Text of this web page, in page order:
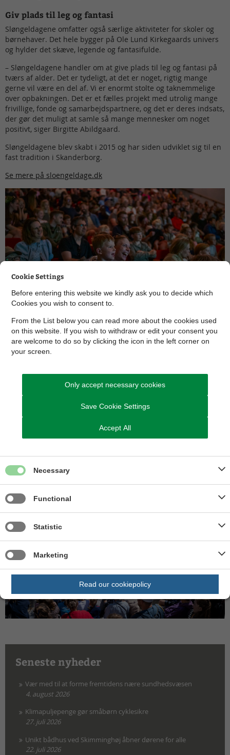
Giv plads til leg og fantasi
Sløngeldagene omfatter også særlige aktiviteter for skoler og
børnehaver. Det hele bygger på Ole Lund Kirkegaards univers
og hylder det skæve, legende og fantasifulde.
– Sløngeldagene handler om at give plads til leg og fantasi på
tværs af alder. Det er tydeligt, at det er noget, rigtig mange
gerne vil være en del af. Vi er enormt stolte og taknemmelige
over opbakningen. Det er et fælles projekt med utrolig mange
frivillige, fonde og samarbejdspartnere, og det er deres indsats,
der gør det muligt at samle så mange mennesker om noget
positivt, siger Birgitte Abildgaard.
Sløngeldagene blev skabt i 2015 og har siden udviklet sig til en
fast tradition i Skanderborg.
Se mere på sloengeldage.dk
Seneste nyheder
Vær med til at forme fremtidens nære sundhedsvæsen
4. august 2026
Klimapuljepenge gør småbørn cyklesikre
27. juli 2026
Unikt bådhus ved Skimminghøj åbner dørene for alle
22. juli 2026
Cookie Settings
Before entering this website we kindly ask you to decide which
Cookies you wish to consent to.
From the List below you can read more about the cookies used
on this website. If you wish to withdraw or edit your consent you
are welcome to do so by clicking the icon in the left corner on
your screen.
Only accept necessary cookies
Save Cookie Settings
Accept All
Necessary
Functional
Statistic
Marketing
Read our cookiepolicy